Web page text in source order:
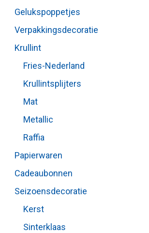
Gelukspoppetjes
Verpakkingsdecoratie
Krullint
Fries-Nederland
Krullintsplijters
Mat
Metallic
Raffia
Papierwaren
Cadeaubonnen
Seizoensdecoratie
Kerst
Sinterklaas